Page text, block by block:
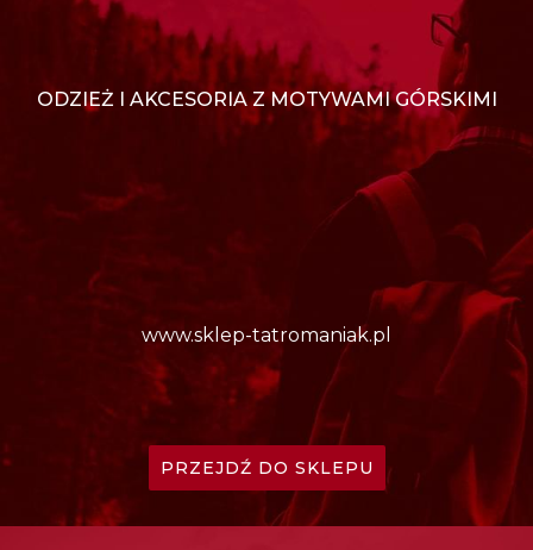
ODZIEŻ I AKCESORIA Z MOTYWAMI GÓRSKIMI
www.sklep-tatromaniak.pl
PRZEJDŹ DO SKLEPU